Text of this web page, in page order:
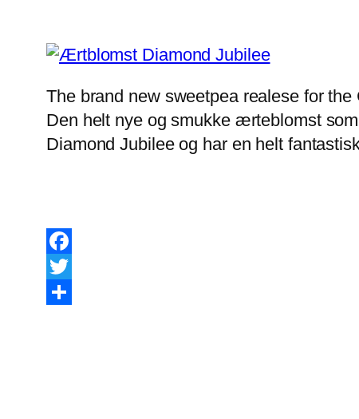
The brand new sweetpea realese for
Den helt nye og smukke ærteblomst
Diamond Jubilee og har en helt
Facebook
Twitter